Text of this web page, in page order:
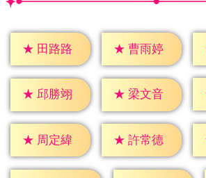
★ 田路路 ★ 曹雨婷
★ 邱勝翊 ★ 梁文音
★ 周定緯 ★ 許常德